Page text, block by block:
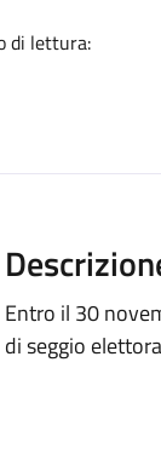
di lettura:
Entro il 30
di seggio